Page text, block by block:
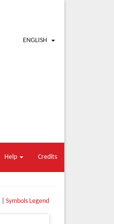
ENGLISH
Help Credits
Symbols Legend